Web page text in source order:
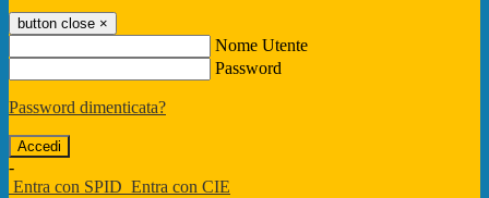
button close ×
Nome Utente
Password
Password dimenticata?
-
Entra con SPID Entra con CIE